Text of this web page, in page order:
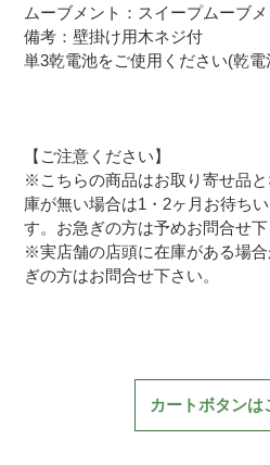
ムーブメント：スイープムーブメ
備考：壁掛け用木ネジ付
単3乾電池をご使用ください(乾
【ご注意ください】
※こちらの商品はお取り寄せ品
庫が無い場合は1・2ヶ月お待ち
す。お急ぎの方は予めお問合せ下
※実店舗の店頭に在庫がある場
ぎの方はお問合せ下さい。
カートボタンは